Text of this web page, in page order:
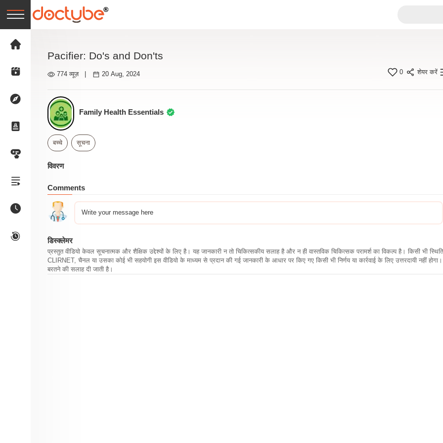
Pacifier: Do's and Don'ts
774 व्यूज़ 20 Aug, 2024 0 शेयर करें
Family Health Essentials
बच्चे सूचना
विवरण
Comments
Write your message here
डिस्क्लेमर
प्रस्तुत वीडियो केवल सूचनात्मक और शैक्षिक उद्देश्यों के लिए है। यह जानकारी न तो चिकित्सकीय सलाह है और न ही वास्तविक चिकित्सक परामर्श का विकल्प है। किसी भी
CLIRNET, चैनल या उसका कोई भी सहयोगी इस वीडियो के माध्यम से प्रदान की गई जानकारी के आधार पर किए गए किसी भी निर्णय या कार्रवाई के लिए उत्तरदायी नहीं होगा।
बरतने की सलाह दी जाती है।